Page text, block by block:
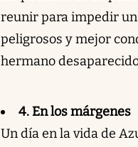
reunir para impedir un
peligrosos y mejor
hermano
4. En los márgenes
Un día en la vida de